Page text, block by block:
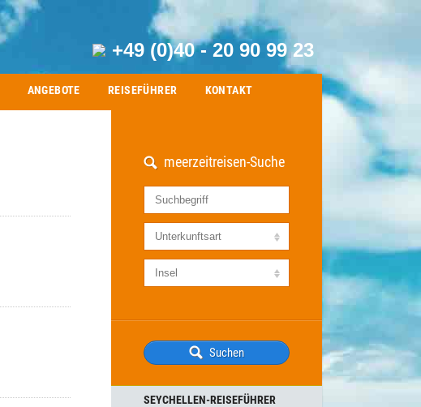
+49 (0)40 - 20 90 99 23
ANGEBOTE REISEFÜHRER KONTAKT
meerzeitreisen-Suche
SEYCHELLEN-REISEFÜHRER